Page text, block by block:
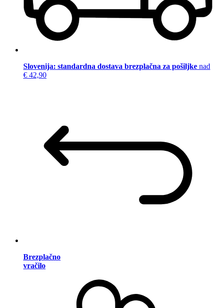
Slovenija: standardna dostava brezplačna za pošiljke nad
€ 42,90
Brezplačno
vračilo